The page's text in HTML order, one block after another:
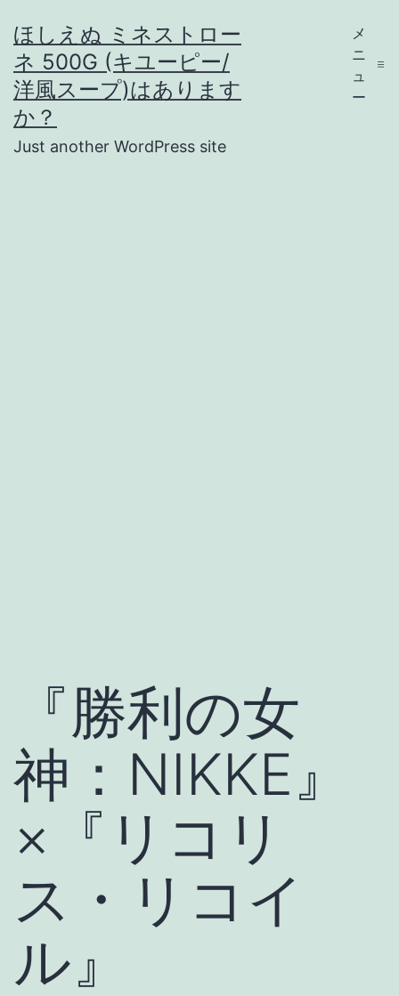
ン
テ
ン
ほしえぬ ミネストロー
ネ 500G (キユーピー/
洋風スープ)はあります
か？
Just another WordPress site
メ
ニ
ュ
ー
『勝利の女
神：NIKKE』
×『リコリ
ス・リコイ
ル』